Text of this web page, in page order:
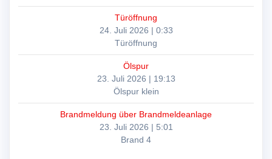
Türöffnung
24. Juli 2026 | 0:33
Türöffnung
Ölspur
23. Juli 2026 | 19:13
Ölspur klein
Brandmeldung über Brandmeldeanlage
23. Juli 2026 | 5:01
Brand 4